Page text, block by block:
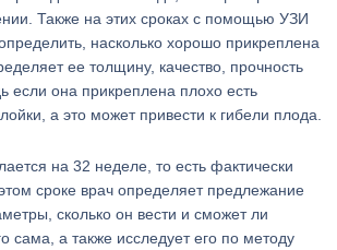
Также на этих сроках с помощью УЗИ
насколько хорошо прикреплена
ее толщину, качество, прочность
если она прикреплена плохо есть
а это может привести к гибели плода.
на 32 неделе, то есть фактически
сроке врач определяет предлежание
сколько он вести и сможет ли
сама, а также исследует его по методу